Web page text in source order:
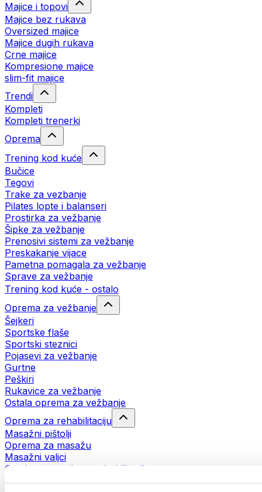
Majice i topovi
Majice bez rukava
Oversized majice
Majice dugih rukava
Crne majice
Kompresione majice
slim-fit majice
Trendi
Kompleti
Kompleti trenerki
Oprema
Trening kod kuće
Bučice
Tegovi
Trake za vezbanje
Pilates lopte i balanseri
Prostirka za vežbanje
Šipke za vežbanje
Prenosivi sistemi za vežbanje
Preskakanje vijace
Pametna pomagala za vežbanje
Sprave za vežbanje
Trening kod kuće - ostalo
Oprema za vežbanje
Šejkeri
Sportske flaše
Sportski steznici
Pojasevi za vežbanje
Gurtne
Peškiri
Rukavice za vežbanje
Ostala oprema za vežbanje
Oprema za rehabilitaciju
Masažni pištolji
Oprema za masažu
Masažni valjci
Ostala pomagala za rehabilitaciju
Torbe i rančevi